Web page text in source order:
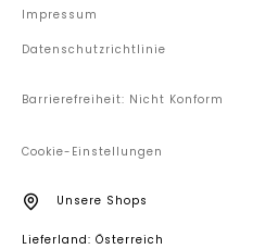
Impressum
Datenschutzrichtlinie
Barrierefreiheit: Nicht Konform
Cookie-Einstellungen
Unsere Shops
Lieferland: Österreich